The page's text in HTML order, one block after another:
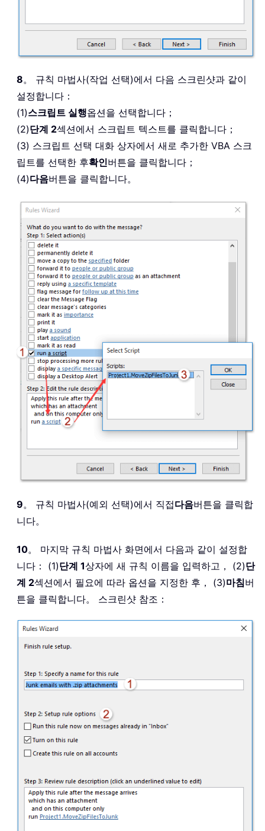
8。 규칙 마법사(작업 선택)에서 다음 스크린샷과 같이
설정합니다：
(1)스크립트 실행옵션을 선택합니다；
(2)단계 2섹션에서 스크립트 텍스트를 클릭합니다；
(3) 스크립트 선택 대화 상자에서 새로 추가한 VBA 스크
립트를 선택한 후확인버튼을 클릭합니다；
(4)다음버튼을 클릭합니다。
9。 규칙 마법사(예외 선택)에서 직접다음버튼을 클릭합
니다。
10。 마지막 규칙 마법사 화면에서 다음과 같이 설정합
니다： (1)단계 1상자에 새 규칙 이름을 입력하고， (2)단
계 2섹션에서 필요에 따라 옵션을 지정한 후， (3)마침버
튼을 클릭합니다。 스크린샷 참조：